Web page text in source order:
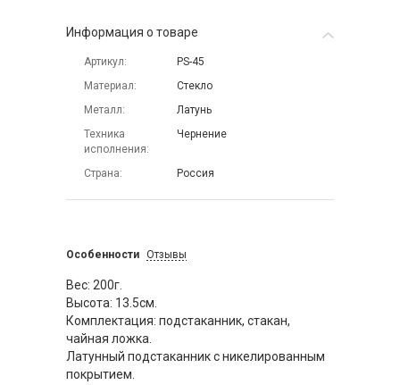
Информация о товаре
Артикул
PS-45
Материал
Стекло
Металл
Латунь
Техника
исполнения
Чернение
Страна Россия
Особенности Отзывы
Вес: 200г.
Высота: 13.5см.
Комплектация: подстаканник, стакан,
чайная ложка.
Латунный подстаканник с никелированным
покрытием.